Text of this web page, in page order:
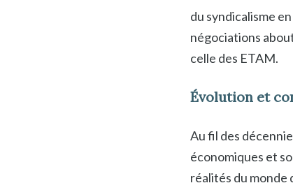
du syndicalisme
négociations
celle des ETAM.
Évolution et
Au fil des
économiques et
réalités du monde